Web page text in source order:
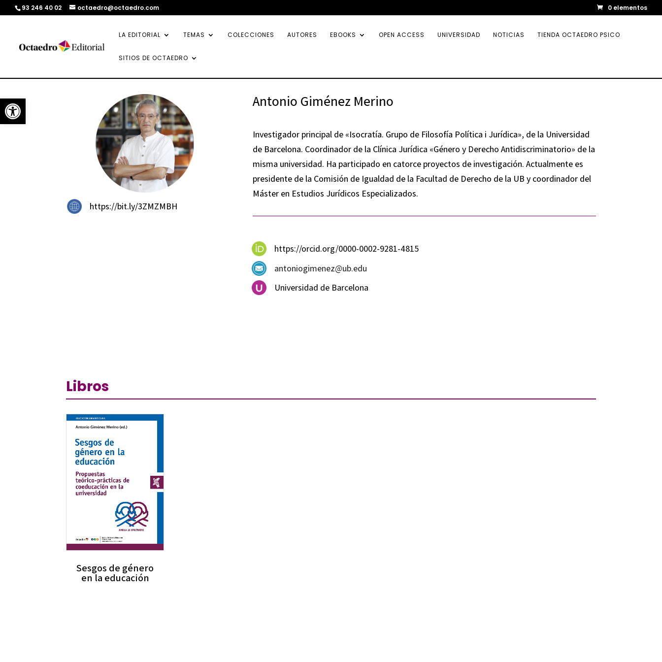
Abrir barra de herramientas
93 246 40 02 octaedro@octaedro.com 0 elementos
LA EDITORIAL TEMAS COLECCIONES AUTORES EBOOKS OPEN ACCESS UNIVERSIDAD NOTICIAS TIENDA OCTAEDRO PSICO
SITIOS DE OCTAEDRO
https://bit.ly/3ZMZMBH
Antonio Giménez Merino
Investigador principal de «Isocratía. Grupo de Filosofía Política i Jurídica», de la Universidad
de Barcelona. Coordinador de la Clínica Jurídica «Género y Derecho Antidiscriminatorio» de la
misma universidad. Ha participado en catorce proyectos de investigación. Actualmente es
presidente de la Comisión de Igualdad de la Facultad de Derecho de la UB y coordinador del
Máster en Estudios Jurídicos Especializados.
https://orcid.org/0000-0002-9281-4815
antoniogimenez@ub.edu
Universidad de Barcelona
Libros
Sesgos de género
en la educación